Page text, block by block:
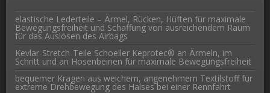
elastische Lederteile – Ärmel, Rücken, Hüften für maximale
Bewegungsfreiheit und Schaffung von ausreichendem Raum
für das Auslösen des Airbags
Kevlar-Stretch-Teile Schoeller Keprotec® an Ärmeln, im
Schritt und an Hosenbeinen für maximale Bewegungsfreiheit
bequemer Kragen aus weichem, angenehmem Textilstoff für
extreme Drehbewegung des Halses bei einer Rennfahrt